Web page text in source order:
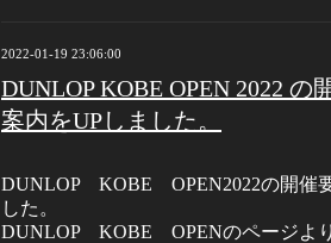
2022-01-19 23:06:00
DUNLOP KOBE OPEN 2022
案内をUPしました。
DUNLOP KOBE OPEN2022の開催
した。
DUNLOP KOBE OPENのページより